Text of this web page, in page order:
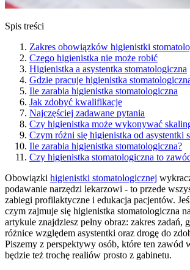
Spis treści
Zakres obowiązków higienistki
Czego higienistka nie może robić
Higienistka a asystentka stomatologiczna
Gdzie pracuje higienistka
Ile zarabia higienistka stomatologiczna
Jak zdobyć kwalifikacje
Najczęściej zadawane pytania
Czy higienistka może wykonywać
Czym różni się higienistka od asystentki
Ile zarabia higienistka stomatologiczna?
Czy higienistka stomatologiczna to
Obowiązki higienistki stomatologicznej
podawanie narzędzi lekarzowi - to przede
zabiegi profilaktyczne i edukacja pacjentów.
czym zajmuje się higienistka stomatologiczna
artykule znajdziesz pełny obraz: zakres zadań,
różnice względem asystentki oraz drogę do
Piszemy z perspektywy osób, które ten zawód
będzie też trochę realiów prosto z gabinetu.